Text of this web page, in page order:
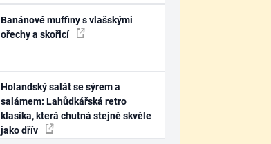
Banánové muffiny s vlašskými
ořechy a skořicí
Holandský salát se sýrem a
salámem: Lahůdkářská retro
klasika, která chutná stejně skvěle
jako dřív